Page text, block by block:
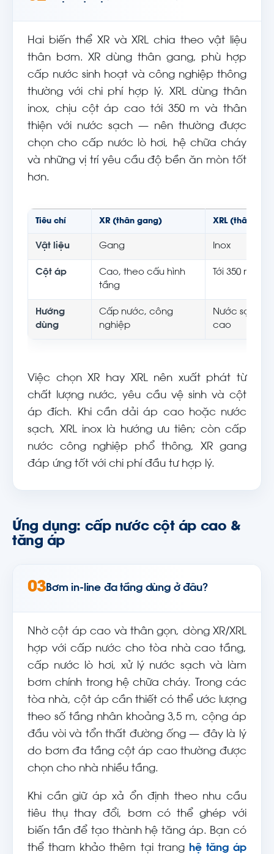
Hai biến thể XR và XRL chia theo vật liệu
thân bơm. XR dùng thân gang, phù hợp
cấp nước sinh hoạt và công nghiệp thông
thường với chi phí hợp lý. XRL dùng thân
inox, chịu cột áp cao tới 350 m và thân
thiện với nước sạch — nên thường được
chọn cho cấp nước lò hơi, hệ chữa cháy
và những vị trí yêu cầu độ bền ăn mòn tốt
hơn.
Tiêu chí XR (thân gang) XRL (thân
Vật liệu Gang Inox
Cột áp
Cao, theo cấu hình
tầng
Tới 350 m
Hướng
dùng
Cấp nước, công
nghiệp
Nước sạch,
cao
Việc chọn XR hay XRL nên xuất phát từ
chất lượng nước, yêu cầu vệ sinh và cột
áp đích. Khi cần dải áp cao hoặc nước
sạch, XRL inox là hướng ưu tiên; còn cấp
nước công nghiệp phổ thông, XR gang
đáp ứng tốt với chi phí đầu tư hợp lý.
Ứng dụng: cấp nước cột áp cao &
tăng áp
03Bơm in-line đa tầng dùng ở đâu?
Nhờ cột áp cao và thân gọn, dòng XR/XRL
hợp với cấp nước cho tòa nhà cao tầng,
cấp nước lò hơi, xử lý nước sạch và làm
bơm chính trong hệ chữa cháy. Trong các
tòa nhà, cột áp cần thiết có thể ước lượng
theo số tầng nhân khoảng 3,5 m, cộng áp
đầu vòi và tổn thất đường ống — đây là lý
do bơm đa tầng cột áp cao thường được
chọn cho nhà nhiều tầng.
Khi cần giữ áp xả ổn định theo nhu cầu
tiêu thụ thay đổi, bơm có thể ghép với
biến tần để tạo thành hệ tăng áp. Bạn có
thể tham khảo thêm tại trang
hệ tăng áp